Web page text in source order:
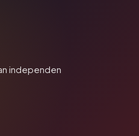
independen